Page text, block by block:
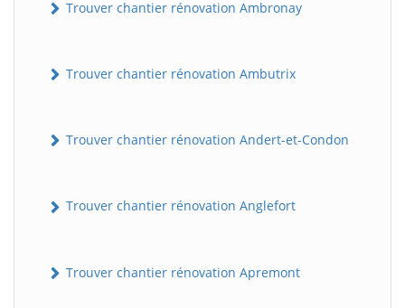
Trouver chantier rénovation Ambronay
Trouver chantier rénovation Ambutrix
Trouver chantier rénovation Andert-et-Condon
Trouver chantier rénovation Anglefort
Trouver chantier rénovation Apremont